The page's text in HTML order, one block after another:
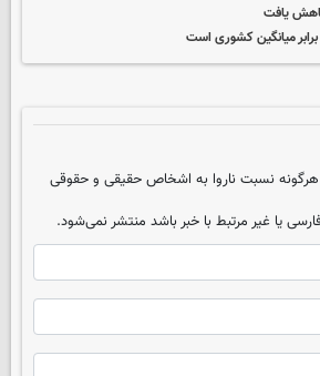
نسبت ناروا به اشخاص حقیقی و حقوقی
یا غیر مرتبط با خبر باشد منتشر نمی‌شود.